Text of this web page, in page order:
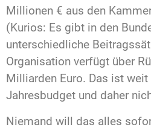
Millionen € aus den
(Kurios: Es gibt in den
unterschiedliche
Organisation verfügt über
Milliarden Euro. Das ist
Jahresbudget und daher
Niemand will das alles